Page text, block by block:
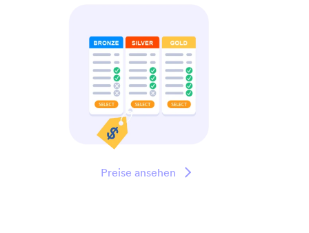
Preise ansehen